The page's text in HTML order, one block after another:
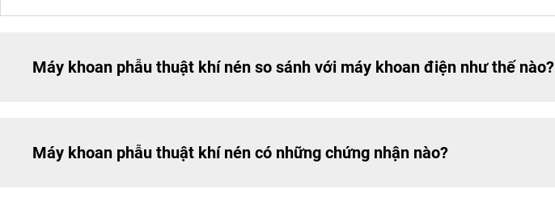
Máy khoan phẫu thuật khí nén so sánh với máy khoan điện như thế nào?
Máy khoan phẫu thuật khí nén có những chứng nhận nào?